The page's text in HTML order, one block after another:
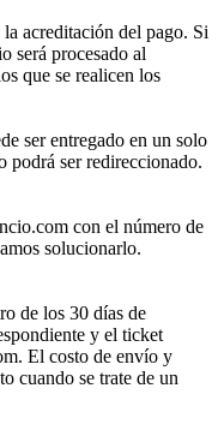
acreditación del pago. Si
será procesado al
que se realicen los
ser entregado en un solo
podrá ser redireccionado.
con el número de
solucionarlo.
de los 30 días de
y el ticket
El costo de envío y
cuando se trate de un